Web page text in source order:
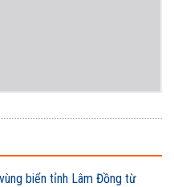
biển tỉnh Lâm Đồng từ